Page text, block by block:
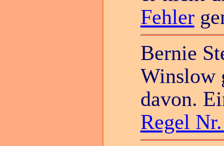
Fehler
Bernie
Winslow
davon.
Regel